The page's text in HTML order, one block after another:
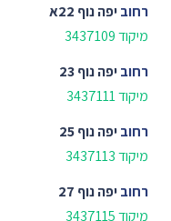
רחוביפה נוף 22א
מיקוד 3437109
רחוביפה נוף 23
מיקוד 3437111
רחוביפה נוף 25
מיקוד 3437113
רחוביפה נוף 27
מיקוד 3437115